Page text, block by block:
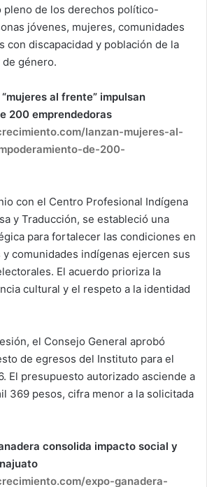
pleno de los derechos político-
jóvenes, mujeres, comunidades
con discapacidad y población de la
género.
“mujeres al frente” impulsan
200 emprendedoras
lanzan-mujeres-al-
de-200-
con el Centro Profesional Indígena
y Traducción, se estableció una
para fortalecer las condiciones en
comunidades indígenas ejercen sus
El acuerdo prioriza la
cultural y el respeto a la identidad
el Consejo General aprobó
de egresos del Instituto para el
El presupuesto autorizado asciende a
369 pesos, cifra menor a la solicitada
consolida impacto social y
expo-ganadera-